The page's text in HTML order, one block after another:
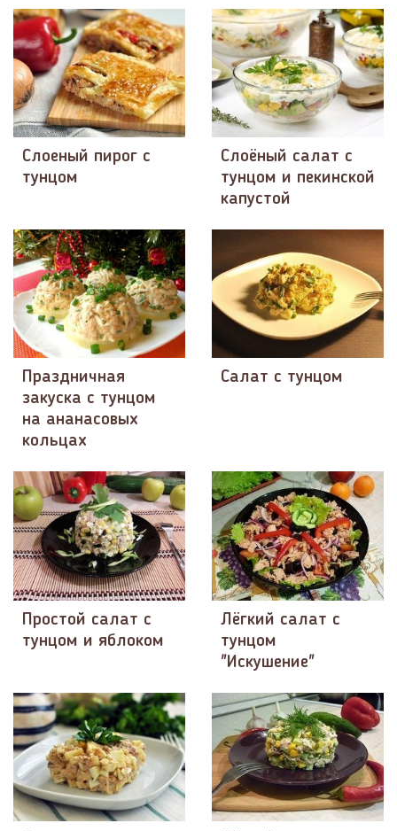
Слоеный пирог с
тунцом
Слоёный салат с
тунцом и пекинской
капустой
Праздничная
закуска с тунцом
на ананасовых
кольцах
Салат с тунцом
Простой салат с
тунцом и яблоком
Лёгкий салат с
тунцом
"Искушение"